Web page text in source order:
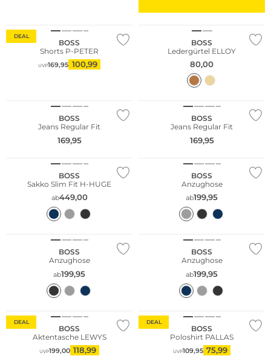
DEAL
BOSS
Shorts P-PETER
UVP169,95 100,99
NEU
BOSS
Ledergürtel ELLOY
80,00
BOSS
Jeans Regular Fit
169,95
BOSS
Jeans Regular Fit
169,95
BOSS
Sakko Slim Fit H-HUGE
ab449,00
BOSS
Anzughose
ab199,95
Große Größen
BOSS
Anzughose
ab199,95
Große Größen
BOSS
Anzughose
ab199,95
DEAL
BOSS
Aktentasche LEWYS
UVP199,00 118,99
DEAL
BOSS
Poloshirt PALLAS
UVP109,95 75,99